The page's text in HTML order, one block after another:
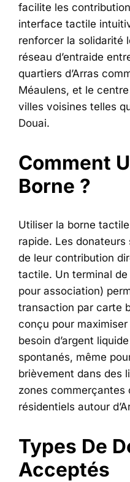
facilite les
interface tactile
renforcer la solidarité
réseau d’entraide
quartiers d’Arras
Méaulens, et le
villes voisines telles
Douai.
Comment
Borne ?
Utiliser la borne
rapide. Les
de leur contribution
tactile. Un terminal
pour association)
transaction par carte
conçu pour maximiser
besoin d’argent
spontanés, même
brièvement dans des
zones commerçantes
résidentiels autour
Types De
Acceptés